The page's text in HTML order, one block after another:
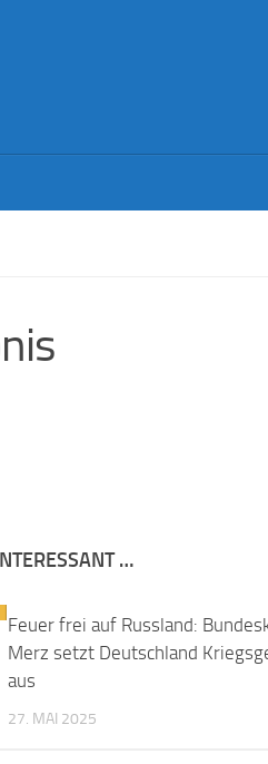
…
Feuer frei auf Russland:
Merz setzt Deutschland
aus
27. MAI 2025